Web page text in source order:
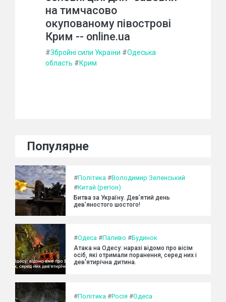
на тимчасово
окупованому півострові
Крим -- online.ua
#Збройні сили України #Одеська
область #Крим
Популярне
#Політика #Володимир Зеленський
#Китай (регіон)
Битва за Україну. Дев’ятий день
дев’яностого шостого!
#Одеса #Паливо #Будинок
Атака на Одесу: наразі відомо про вісім
осіб, які отримали поранення, серед них і
дев'ятирічна дитина.
#Політика #Росія #Одеса